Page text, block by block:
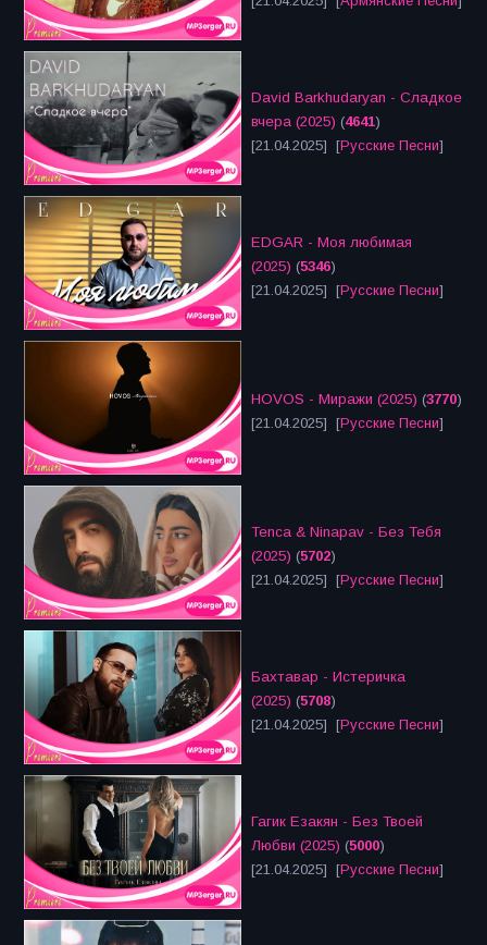
David Barkhudaryan - Сладкое
вчера (2025) (4641)
[21.04.2025] [Русские Песни]
EDGAR - Моя любимая
(2025) (5346)
[21.04.2025] [Русские Песни]
HOVOS - Миражи (2025) (3770)
[21.04.2025] [Русские Песни]
Tenca & Ninapav - Без Тебя
(2025) (5702)
[21.04.2025] [Русские Песни]
Бахтавар - Истеричка
(2025) (5708)
[21.04.2025] [Русские Песни]
Гагик Езакян - Без Твоей
Любви (2025) (5000)
[21.04.2025] [Русские Песни]